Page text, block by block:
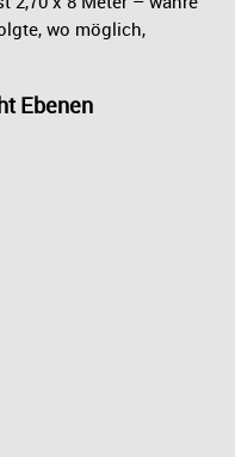
wo möglich,
Ebenen